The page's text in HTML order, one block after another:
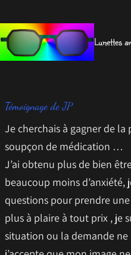
au
contenu
Lunettes
Témoignage de JP
Je cherchais à gagner de la
soupçon de médication …
J’ai obtenu plus de bien
beaucoup moins d’anxiété,
questions pour prendre
plus à plaire à tout prix , je
situation ou la demande